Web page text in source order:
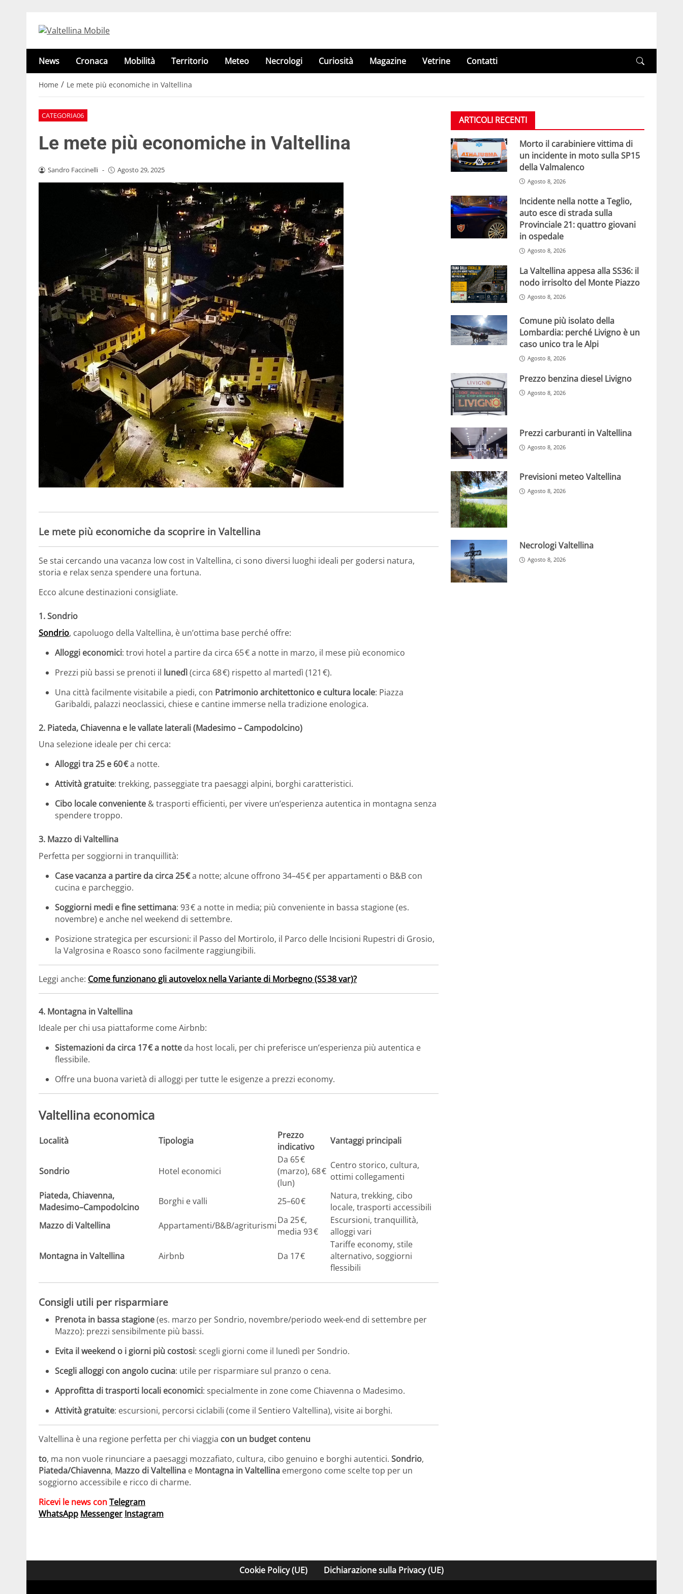
News Cronaca Mobilità Territorio Meteo Necrologi Curiosità Magazine Vetrine Contatti
Home / Le mete più economiche in Valtellina
CATEGORIA06
Le mete più economiche in Valtellina
Sandro Faccinelli - Agosto 29, 2025
Le mete più economiche da scoprire in Valtellina
Se stai cercando una vacanza low cost in Valtellina, ci sono diversi luoghi ideali per godersi natura,
storia e relax senza spendere una fortuna.
Ecco alcune destinazioni consigliate.
1. Sondrio
Sondrio, capoluogo della Valtellina, è un’ottima base perché offre:
Alloggi economici: trovi hotel a partire da circa 65 € a notte in marzo, il mese più economico
Prezzi più bassi se prenoti il lunedì(circa 68 €) rispetto al martedì (121 €).
Una città facilmente visitabile a piedi, con Patrimonio architettonico e cultura locale: Piazza
Garibaldi, palazzi neoclassici, chiese e cantine immerse nella tradizione enologica.
2. Piateda, Chiavenna e le vallate laterali (Madesimo – Campodolcino)
Una selezione ideale per chi cerca:
Alloggi tra 25 e 60 €a notte.
Attività gratuite: trekking, passeggiate tra paesaggi alpini, borghi caratteristici.
Cibo locale conveniente & trasporti efficienti, per vivere un’esperienza autentica in montagna senza
spendere troppo.
3. Mazzo di Valtellina
Perfetta per soggiorni in tranquillità:
Case vacanza a partire da circa 25 €a notte; alcune offrono 34–45 € per appartamenti o B&B con
cucina e parcheggio.
Soggiorni medi e fine settimana: 93 € a notte in media; più conveniente in bassa stagione (es.
novembre) e anche nel weekend di settembre.
Posizione strategica per escursioni: il Passo del Mortirolo, il Parco delle Incisioni Rupestri di Grosio,
la Valgrosina e Roasco sono facilmente raggiungibili.
Leggi anche: Come funzionano gli autovelox nella Variante di Morbegno (SS 38 var)?
4. Montagna in Valtellina
Ideale per chi usa piattaforme come Airbnb:
Sistemazioni da circa 17 € a notte da host locali, per chi preferisce un’esperienza più autentica e
flessibile.
Offre una buona varietà di alloggi per tutte le esigenze a prezzi economy.
Valtellina economica
Località Tipologia
Prezzo
indicativo
Vantaggi principali
Sondrio Hotel economici
Da 65 €
(marzo), 68 €
(lun)
Centro storico, cultura,
ottimi collegamenti
Piateda, Chiavenna,
Madesimo–Campodolcino
Borghi e valli 25–60 €
Natura, trekking, cibo
locale, trasporti accessibili
Mazzo di Valtellina
Appartamenti/B&B/agriturismiDa 25 €,
media 93 €
Escursioni, tranquillità,
alloggi vari
Montagna in Valtellina Airbnb Da 17 €
Tariffe economy, stile
alternativo, soggiorni
flessibili
Consigli utili per risparmiare
Prenota in bassa stagione(es. marzo per Sondrio, novembre/periodo week-end di settembre per
Mazzo): prezzi sensibilmente più bassi.
Evita il weekend o i giorni più costosi: scegli giorni come il lunedì per Sondrio.
Scegli alloggi con angolo cucina: utile per risparmiare sul pranzo o cena.
Approfitta di trasporti locali economici: specialmente in zone come Chiavenna o Madesimo.
Attività gratuite: escursioni, percorsi ciclabili (come il Sentiero Valtellina), visite ai borghi.
Valtellina è una regione perfetta per chi viaggia con un budget contenu
to, ma non vuole rinunciare a paesaggi mozzafiato, cultura, cibo genuino e borghi autentici. Sondrio,
Piateda/Chiavenna, Mazzo di Valtellina e Montagna in Valtellina emergono come scelte top per un
soggiorno accessibile e ricco di charme.
Ricevi le news conTelegram
WhatsApp Messenger Instagram
ARTICOLI RECENTI
Morto il carabiniere vittima di
un incidente in moto sulla SP15
della Valmalenco
Agosto 8, 2026
Incidente nella notte a Teglio,
auto esce di strada sulla
Provinciale 21: quattro giovani
in ospedale
Agosto 8, 2026
La Valtellina appesa alla SS36: il
nodo irrisolto del Monte Piazzo
Agosto 8, 2026
Comune più isolato della
Lombardia: perché Livigno è un
caso unico tra le Alpi
Agosto 8, 2026
Prezzo benzina diesel Livigno
Agosto 8, 2026
Prezzi carburanti in Valtellina
Agosto 8, 2026
Previsioni meteo Valtellina
Agosto 8, 2026
Necrologi Valtellina
Agosto 8, 2026
Cookie Policy (UE) Dichiarazione sulla Privacy (UE)